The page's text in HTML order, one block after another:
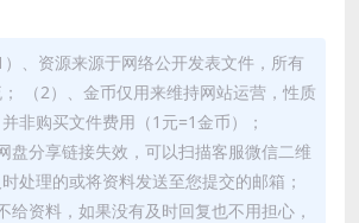
、资源来源于网络公开发表文件，所有
（2）、金币仅用来维持网站运营，性质
非购买文件费用（1元=1金币）；
盘分享链接失效，可以扫描客服微信二维
处理的或将资料发送至您提交的邮箱；
给资料，如果没有及时回复也不用担心，